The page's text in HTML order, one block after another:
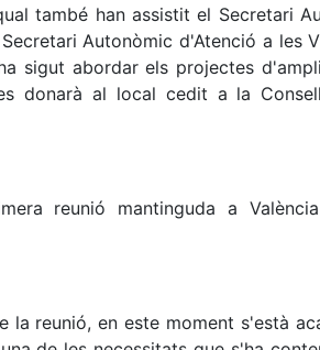
també han assistit el Secretari
Autonòmic d'Atenció a les
sigut abordar els projectes
donarà al local cedit a la
reunió mantinguda a
la reunió, en este moment s'està